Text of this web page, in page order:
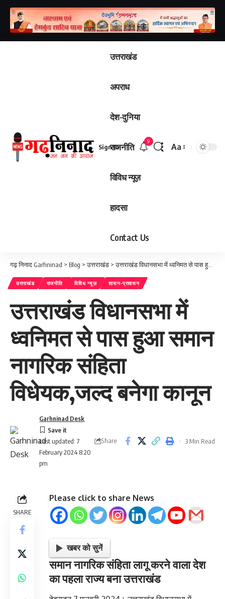
उत्तराखंड
अपराध
देश-दुनिया
राजनीति
विविध न्यूज़
हादसा
Contact Us
Sign In
9
Font
Aa
गढ़ निनाद Garhninad > Blog >उत्तराखंड >उत्तराखंड विधानसभा में ध्वनिमत से पास हुआ समान नागरिक संहिता विधेयक,जल्द बनेगा कानून
उत्तराखंड राजनीति विविध न्यूज़ शासन-प्रशासन
उत्तराखंड विधानसभा में
ध्वनिमत से पास हुआ समान
नागरिक संहिता
विधेयक,जल्द बनेगा कानून
Last updated: 7
February 2024 8:20
pm
Garhninad Desk
Share 3 Min Read
SHARE
Please click to share News
खबर को सुनें
समान नागरिक संहिता लागू करने वाला देश
का पहला राज्य बना उत्तराखंड